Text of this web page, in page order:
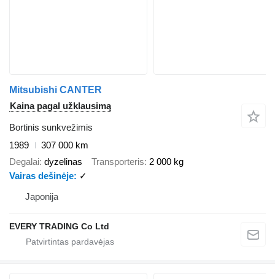
Mitsubishi CANTER
Kaina pagal užklausimą
Bortinis sunkvežimis
1989
307 000 km
Degalai dyzelinas Transporteris 2 000 kg
Vairas dešinėje
✓
Japonija
EVERY TRADING Co Ltd